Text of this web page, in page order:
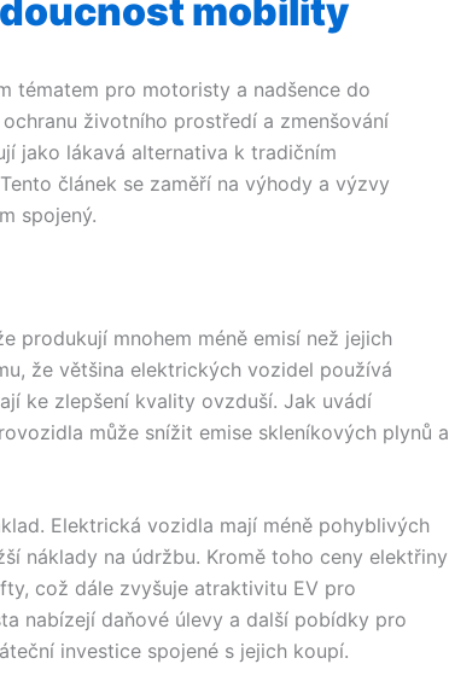
mobility
tématem pro motoristy a nadšence do
životního prostředí a zmenšování
jako lákavá alternativa k tradičním
článek se zaměří na výhody a výzvy
spojený.
produkují mnohem méně emisí než jejich
že většina elektrických vozidel používá
ke zlepšení kvality ovzduší. Jak uvádí
může snížit emise skleníkových plynů a
Elektrická vozidla mají méně pohyblivých
náklady na údržbu. Kromě toho ceny elektřiny
což dále zvyšuje atraktivitu EV pro
nabízejí daňové úlevy a další pobídky pro
investice spojené s jejich koupí.